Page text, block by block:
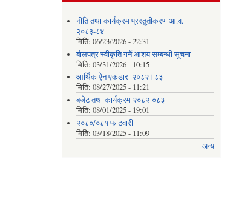
नीति तथा कार्यक्रम प्रस्तुतीकरण आ.व.
२०८३-८४
मिति: 06/23/2026 - 22:31
बोलपत्र स्वीकृति गर्ने आशय सम्बन्धी सूचना
मिति: 03/31/2026 - 10:15
आर्थिक ऐन एकडारा २०८२।८३
मिति: 08/27/2025 - 11:21
बजेट तथा कार्यक्रम २०८२-०८३
मिति: 08/01/2025 - 19:01
२०८०/०८१ फाटवारी
मिति: 03/18/2025 - 11:09
अन्य